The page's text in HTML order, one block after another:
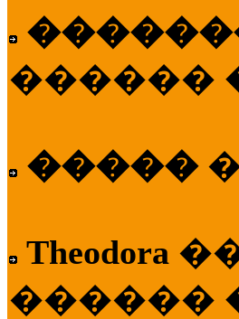
������
�����
Theodora
������